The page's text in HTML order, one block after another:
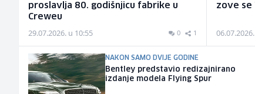
proslavlja 80. godišnjicu fabrike u
Creweu
29.07.2026. u 10:55 0 1
zove se
NAKON SAMO DVIJE GODINE
Bentley predstavio redizajnirano
izdanje modela Flying Spur